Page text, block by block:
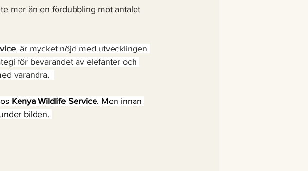
mer än en fördubbling mot antalet
, är mycket nöjd med utvecklingen
för bevarandet av elefanter och
varandra.
Kenya Wildlife Service. Men innan
bilden.